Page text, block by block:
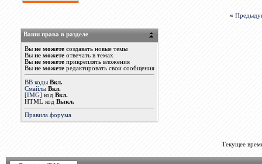
«
Ваши права в разделе
Вы не можетесоздавать новые темы
Вы не можетеотвечать в темах
Вы не можетеприкреплять вложения
Вы не можетередактировать свои сообщения
BB коды Вкл.
Смайлы Вкл.
[IMG] код Вкл.
HTML код Выкл.
Правила форума
Текущее